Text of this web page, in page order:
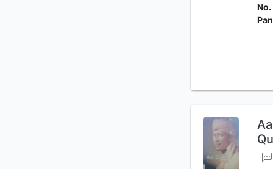
No.